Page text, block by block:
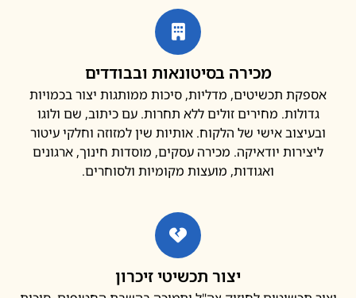
מכירה בסיטונאות ובבודדים
תכשיטים, מדליות, סיכות ממותגות יצור בכמויות
מחירים זולים ללא תחרות. עם כיתוב, שם ולוגו
אישי של הלקוח. אותיות שין למזוזה וחלקי עיטור
יודאיקה. מכירה עסקים, מוסדות חינוך, ארגונים
ואגודות, מועצות מקומיות ולסוחרים.
יצור תכשיטי זיכרון